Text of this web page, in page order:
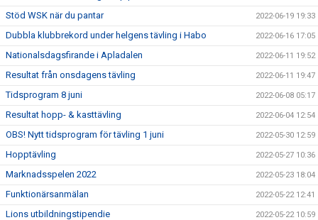
Stöd WSK när du pantar 2022-06-19 19:33
Dubbla klubbrekord under helgens tävling i Habo 2022-06-16 17:05
Nationalsdagsfirande i Apladalen 2022-06-11 19:52
Resultat från onsdagens tävling 2022-06-11 19:47
Tidsprogram 8 juni 2022-06-08 05:17
Resultat hopp- & kasttävling 2022-06-04 12:54
OBS! Nytt tidsprogram för tävling 1 juni 2022-05-30 12:59
Hopptävling 2022-05-27 10:36
Marknadsspelen 2022 2022-05-23 18:04
Funktionärsanmälan 2022-05-22 12:41
Lions utbildningstipendie 2022-05-22 10:59